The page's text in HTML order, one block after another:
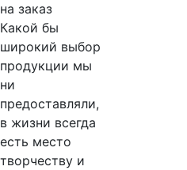
на заказ
Какой бы
широкий выбор
продукции мы
ни
предоставляли,
в жизни всегда
есть место
творчеству и